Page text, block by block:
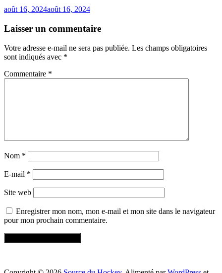
août 16, 2024août 16, 2024
Laisser un commentaire
Votre adresse e-mail ne sera pas publiée. Les champs obligatoires
sont indiqués avec *
Commentaire *
Nom *
E-mail *
Site web
Enregistrer mon nom, mon e-mail et mon site dans le navigateur
pour mon prochain commentaire.